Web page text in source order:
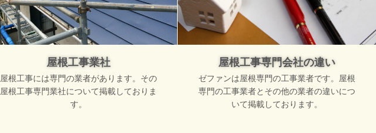
屋根工事業社
屋根工事には専門の業者があります。その
屋根工事専門業社について掲載しておりま
す。
屋根工事専門会社の違い
ゼファンは屋根専門の工事業者です。屋根
専門の工事業者とその他の業者の違いにつ
いて掲載しております。